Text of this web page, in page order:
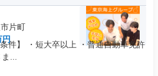
片町
円
件】 ・短大卒以上 ・普通自動車免許
...